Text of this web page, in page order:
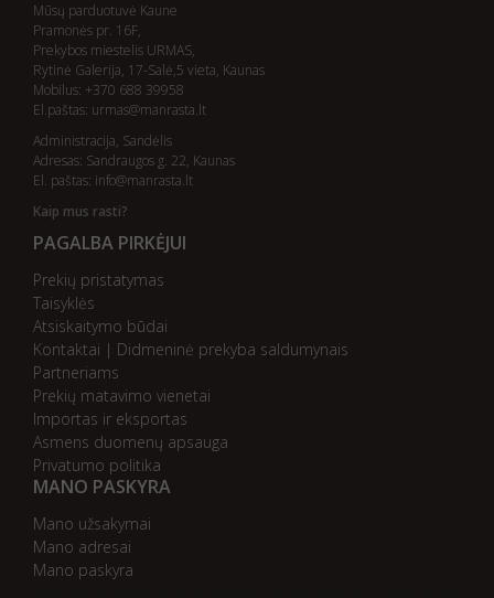
Mūsų parduotuvė Kaune
Pramonės pr. 16F,
Prekybos miestelis URMAS,
Rytinė Galerija, 17-Salė,5 vieta, Kaunas
Mobilus: +370 688 39958
El.paštas: urmas@manrasta.lt
Administracija, Sandėlis
Adresas: Sandraugos g. 22, Kaunas
El. paštas: info@manrasta.lt
Kaip mus rasti?
PAGALBA PIRKĖJUI
Prekių pristatymas
Taisyklės
Atsiskaitymo būdai
Kontaktai | Didmeninė prekyba saldumynais
Partneriams
Prekių matavimo vienetai
Importas ir eksportas
Asmens duomenų apsauga
Privatumo politika
MANO PASKYRA
Mano užsakymai
Mano adresai
Mano paskyra